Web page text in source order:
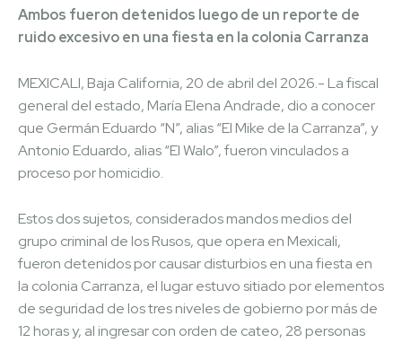
Ambos fueron detenidos luego de un reporte de
ruido excesivo en una fiesta en la colonia Carranza
MEXICALI, Baja California, 20 de abril del 2026.- La fiscal
general del estado, María Elena Andrade, dio a conocer
que Germán Eduardo “N”, alias “El Mike de la Carranza”, y
Antonio Eduardo, alias “El Walo”, fueron vinculados a
proceso por homicidio.
Estos dos sujetos, considerados mandos medios del
grupo criminal de los Rusos, que opera en Mexicali,
fueron detenidos por causar disturbios en una fiesta en
la colonia Carranza, el lugar estuvo sitiado por elementos
de seguridad de los tres niveles de gobierno por más de
12 horas y, al ingresar con orden de cateo, 28 personas